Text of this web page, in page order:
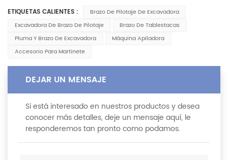
ETIQUETAS CALIENTES :
Brazo De Pilotaje De Excavadora
Excavadora De Brazo De Pilotaje
Brazo De Tablestacas
Pluma Y Brazo De Excavadora
Máquina Apiladora
Accesorio Para Martinete
DEJAR UN MENSAJE
Si está interesado en nuestros productos y desea
conocer más detalles, deje un mensaje aquí, le
responderemos tan pronto como podamos.